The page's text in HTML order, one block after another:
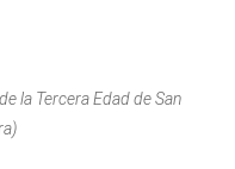
la Tercera Edad de San